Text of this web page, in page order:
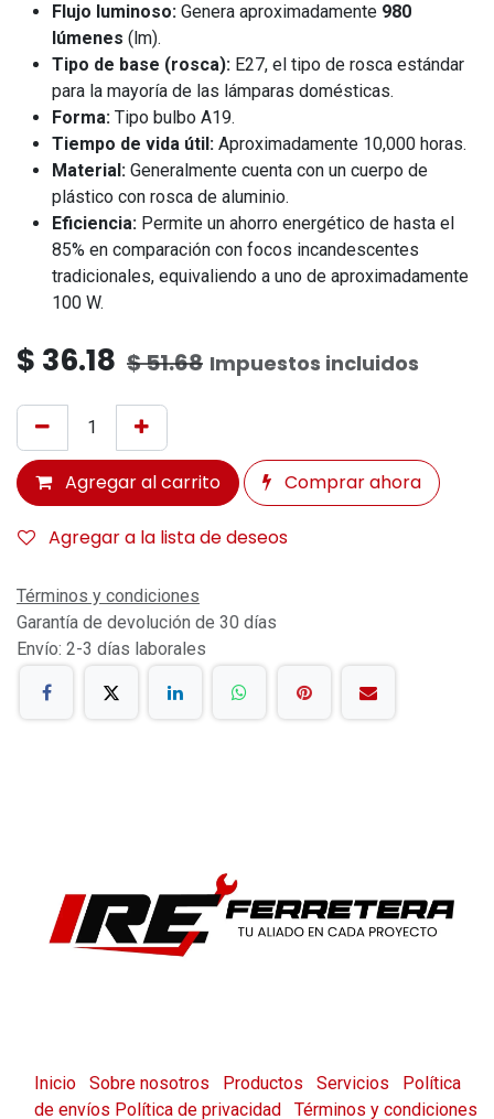
Flujo luminoso: Genera aproximadamente 980
lúmenes (lm).
Tipo de base (rosca): E27, el tipo de rosca estándar
para la mayoría de las lámparas domésticas.
Forma: Tipo bulbo A19.
Tiempo de vida útil: Aproximadamente 10,000 horas.
Material: Generalmente cuenta con un cuerpo de
plástico con rosca de aluminio.
Eficiencia: Permite un ahorro energético de hasta el
85% en comparación con focos incandescentes
tradicionales, equivaliendo a uno de aproximadamente
100 W.
$ 36.18 $51.68 Impuestos incluidos
Agregar al carrito Comprar ahora
Agregar a la lista de deseos
Términos y condiciones
Garantía de devolución de 30 días
Envío: 2-3 días laborales
Inicio Sobre nosotros Productos Servicios
Política
de envíos Política de privacidad Términos y condiciones